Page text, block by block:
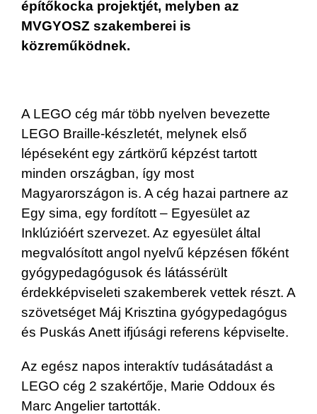
építőkocka projektjét, melyben az
MVGYOSZ szakemberei is
közreműködnek.
A LEGO cég már több nyelven bevezette
LEGO Braille-készletét, melynek első
lépéseként egy zártkörű képzést tartott
minden országban, így most
Magyarországon is. A cég hazai partnere az
Egy sima, egy fordított – Egyesület az
Inklúzióért szervezet. Az egyesület által
megvalósított angol nyelvű képzésen főként
gyógypedagógusok és látássérült
érdekképviseleti szakemberek vettek részt. A
szövetséget Máj Krisztina gyógypedagógus
és Puskás Anett ifjúsági referens képviselte.
Az egész napos interaktív tudásátadást a
LEGO cég 2 szakértője, Marie Oddoux és
Marc Angelier tartották.